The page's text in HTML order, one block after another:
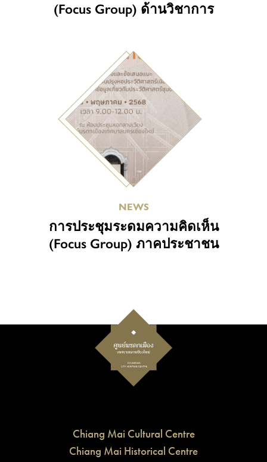
(Focus Group) ด้านวิชาการ
NEWS
การประชุมระดมความคิดเห็น
(Focus Group) ภาคประชาชน
Chiang Mai Cultural Centre
Chiang Mai Historical Centre